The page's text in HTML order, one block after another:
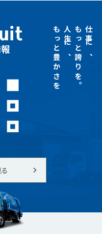
仕事に、
もっと誇りを。
人生に、
もっと豊かさを